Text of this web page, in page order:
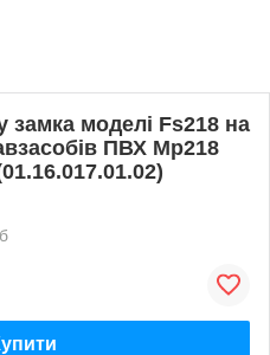
моделі Fs218 на
ПВХ Mp218